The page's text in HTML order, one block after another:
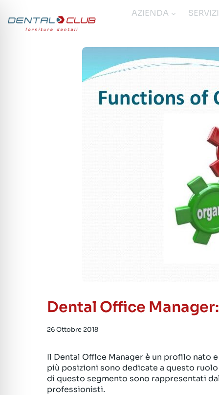
contenuto
AZIENDA
Dental Office
26 Ottobre 2018
Il Dental Office Manager è un profilo nato
più posizioni sono dedicate a questo
di questo segmento sono rappresentati
professionisti.